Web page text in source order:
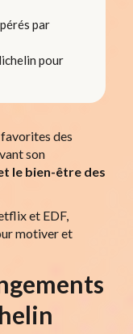
par
pour
des
son
le bien-être des
et EDF,
motiver et